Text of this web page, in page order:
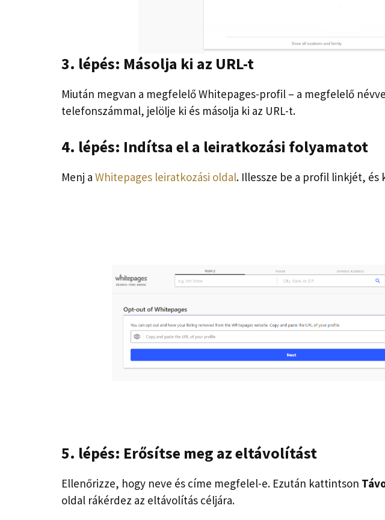
3. lépés: Másolja ki az URL-t
Miután megvan a megfelelő Whitepages-profil – a megfelelő
telefonszámmal, jelölje ki és másolja ki az URL-t.
4. lépés: Indítsa el a leiratkozási folyamatot
Menj a Whitepages leiratkozási oldal. Illessze be a profil linkjét, és
5. lépés: Erősítse meg az eltávolítást
Ellenőrizze, hogy neve és címe megfelel-e. Ezután kattintson
oldal rákérdez az eltávolítás céljára.